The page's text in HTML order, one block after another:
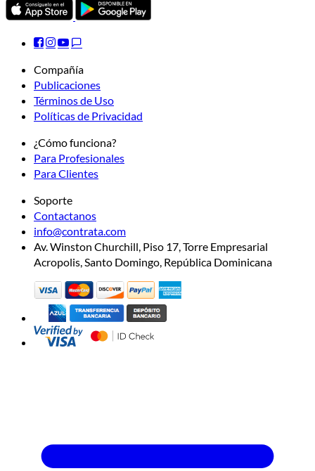
Compañía
Publicaciones
Términos de Uso
Políticas de Privacidad
¿Cómo funciona?
Para Profesionales
Para Clientes
Soporte
Contactanos
info@contrata.com
Av. Winston Churchill, Piso 17, Torre Empresarial
Acropolis, Santo Domingo, República Dominicana